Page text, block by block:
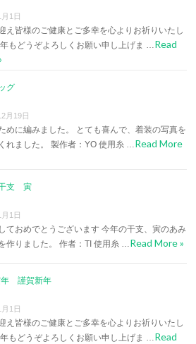
1日
え皆様のご健康とご多幸を心よりお祈りいたし
もどうぞよろしくお願い申し上げま …Read
グ
月19日
めに編みました。 とても喜んで、着装の写真を
れました。 製作者：YO 使用糸 …Read More
支 寅
1日
ておめでとうございます 今年の干支、寅のあみ
作りました。 作者：TI 使用糸 …Read More »
年 謹賀新年
1日
え皆様のご健康とご多幸を心よりお祈りいたし
もどうぞよろしくお願い申し上げま …Read